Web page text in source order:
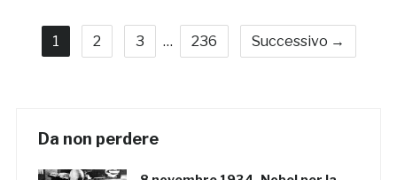
1 2 3 … 236 Successivo →
Da non perdere